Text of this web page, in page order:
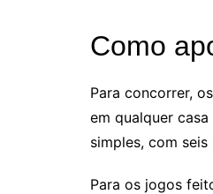
Como
Para concorrer,
em qualquer
simples, com
Para os jogos